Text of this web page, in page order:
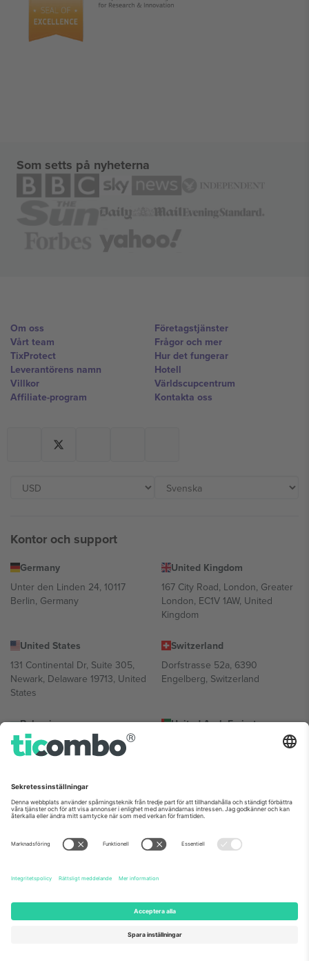
Som setts på nyheterna
Om oss
Vårt team
TixProtect
Leverantörens namn
Villkor
Affiliate-program
Företagstjänster
Frågor och mer
Hur det fungerar
Hotell
Världscupcentrum
Kontakta oss
Kontor och support
Germany
Unter den Linden 24, 10117
Berlin, Germany
United Kingdom
167 City Road, London, Greater
London, EC1V 1AW, United
Kingdom
United States
131 Continental Dr, Suite 305,
Newark, Delaware 19713, United
States
Switzerland
Dorfstrasse 52a, 6390
Engelberg, Switzerland
Bulgaria
Regus Sofia City West, bul
Totleben 53-55, 1606 Sofia,
United Arab Emirates
UAE Dubai Silicon Oasis, DDP
Mexico
Av Chapultepec 360, Roma
Norte, Cuauhtémoc, 06700
Ciudad de México, CDMX,
plats, evenemang och/eller domän. För detaljer, se specifik
evenemangssida, avtryck och villkor.,Leverantörens namn
© 2026 Ticombo. Alla rättigheter förbehållna.